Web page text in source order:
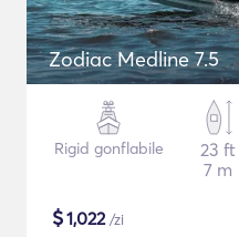
Zodiac Medline 7.5
Rigid gonflabile
23 ft
7 m
$1,022/zi